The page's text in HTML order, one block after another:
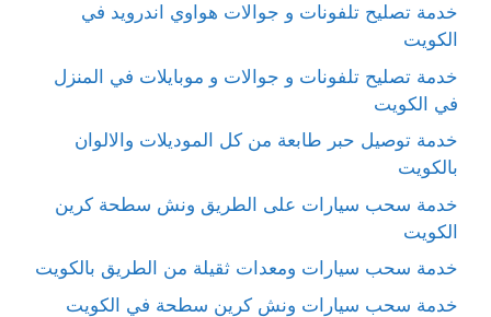
خدمة تصليح تلفونات و جوالات هواوي اندرويد في
الكويت
خدمة تصليح تلفونات و جوالات و موبايلات في المنزل
في الكويت
خدمة توصيل حبر طابعة من كل الموديلات والالوان
بالكويت
خدمة سحب سيارات على الطريق ونش سطحة كرين
الكويت
خدمة سحب سيارات ومعدات ثقيلة من الطريق بالكويت
خدمة سحب سيارات ونش كرين سطحة في الكويت